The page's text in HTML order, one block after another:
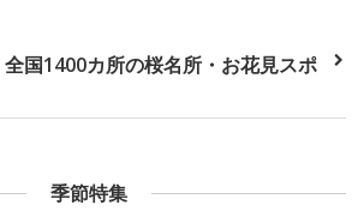
国1400カ所の桜名所・お花見スポ
季節特集